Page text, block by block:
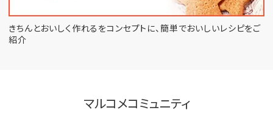
きちんとおいしく作れるをコンセプトに、 簡単でおいしいレシピをご
紹介
マルコメコミュニティ